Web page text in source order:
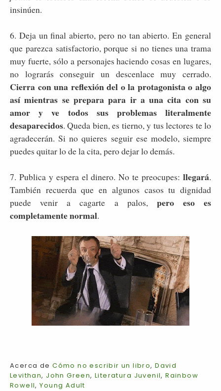
insinúen.
6. Deja un final abierto, pero no tan abierto. En general
que parezca satisfactorio, porque si no tienes una trama
muy fuerte, sólo a personajes haciendo cosas en lugares,
no lograrás conseguir un descenlace muy cerrado.
Cierra con una reflexión del o la protagonista o algo
así mientras se prepara para ir a una cita con su
amor y ve todos sus problemas literalmente
desaparecidos. Queda bien, es tierno, y tus lectores te lo
agradecerán. Si no quieres seguir ese modelo, siempre
puedes quitar lo de la cita, pero dejar lo demás.
7. Publica y espera el dinero. No te preocupes: llegará.
También recuerda que en algunos casos tu dignidad
puede venir a cagarte a palos,pero eso es
completamente normal.
Acerca deCómo no escribir un libro,David
Levithan, John Green,Literatura Juvenil,Rainbow
Rowell,Young Adult